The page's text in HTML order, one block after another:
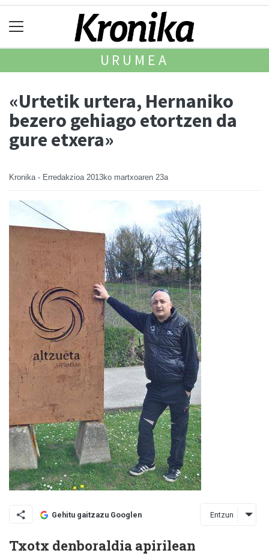
URUMEA
«Urtetik urtera, Hernaniko
bezero gehiago etortzen da
gure etxera»
Kronika - Erredakzioa 2013ko martxoaren 23a
Gehitu gaitzazu Googlen Entzun
Txotx denboraldia apirilean